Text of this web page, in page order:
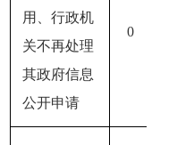
用、行政机
关不再处理
其政府信息
公开申请
0